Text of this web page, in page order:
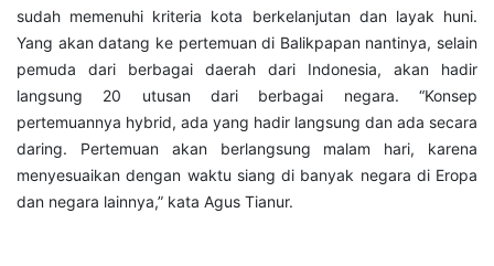
sudah memenuhi kriteria kota berkelanjutan dan layak huni.
Yang akan datang ke pertemuan di Balikpapan nantinya, selain
pemuda dari berbagai daerah dari Indonesia, akan hadir
langsung 20 utusan dari berbagai negara. “Konsep
pertemuannya hybrid, ada yang hadir langsung dan ada secara
daring. Pertemuan akan berlangsung malam hari, karena
menyesuaikan dengan waktu siang di banyak negara di Eropa
dan negara lainnya,” kata Agus Tianur.